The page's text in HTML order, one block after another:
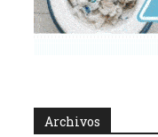
Archivos